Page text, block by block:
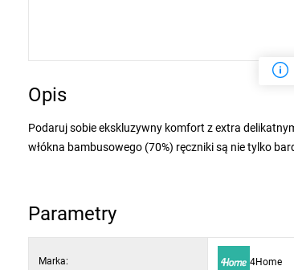
Opis
Podaruj sobie ekskluzywny komfort z extra
włókna bambusowego (70%) ręczniki są nie tylko
Z wysokiej jakości ręcznikami Bamboo Premium
bordiura doskonale pozwolą na dopasowanie i
odpowiednie dla delikatnej skóry dziecka oraz
Parametry
Marka: 4Home